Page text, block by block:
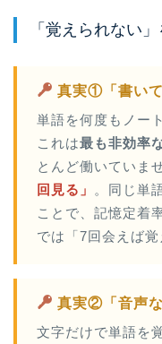
「覚えられない
真実①「書い
単語を何度もノー
これは最も非効率
とんど働いていま
回見る」
。同じ単
ことで、記憶定着
では「7回会えば覚
真実②「音声
文字だけで単語を